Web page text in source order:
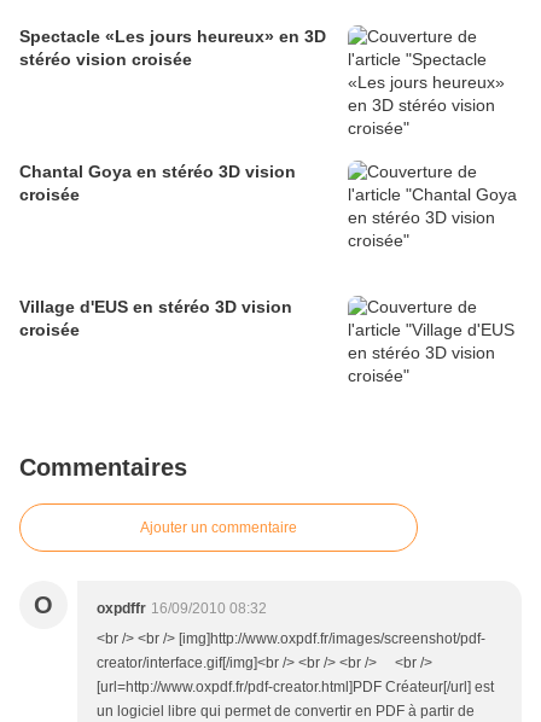
Spectacle «Les jours heureux» en 3D
stéréo vision croisée
Chantal Goya en stéréo 3D vision
croisée
Village d'EUS en stéréo 3D vision
croisée
Commentaires
Ajouter un commentaire
O oxpdffr 16/09/2010 08:32
<br /> <br /> [img]http://www.oxpdf.fr/images/screenshot/pdf-
creator/interface.gif[/img]<br /> <br /> <br /> <br />
[url=http://www.oxpdf.fr/pdf-creator.html]PDF Créateur[/url] est
un logiciel libre qui permet de convertir en PDF à partir de